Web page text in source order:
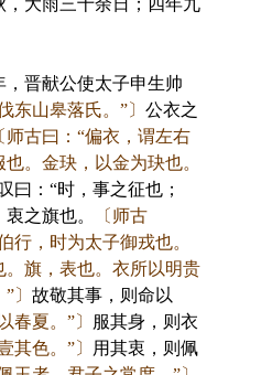
晋献公使太子申生帅
东山皋落氏。”〕 公衣之
师古曰：“偏衣，谓左右
。金玦，以金为玦也。
曰：“时，事之征也；
之旗也。
〔师古
行，时为太子御戎也。
旗，表也。衣所以明贵
〕 故敬其事，则命以
春夏。”〕
服其身，则衣
其色。”〕
用其衷，则佩